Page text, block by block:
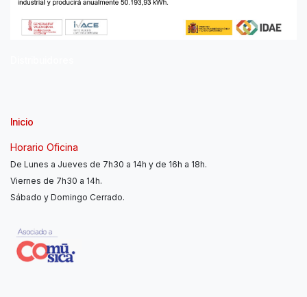
Inicio
Horario Oficina
De Lunes a Jueves de 7h30 a 14h y de 16h a 18h.
Viernes de 7h30 a 14h.
Sábado y Domingo Cerrado.